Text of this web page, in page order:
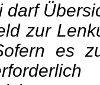
darf
zur
es